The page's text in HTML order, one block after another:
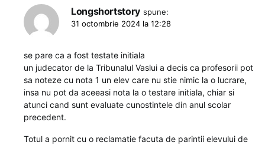
Longshortstory spune:
31 octombrie 2024 la 12:28
se pare ca a fost testate initiala
un judecator de la Tribunalul Vaslui a decis ca profesorii pot
sa noteze cu nota 1 un elev care nu stie nimic la o lucrare,
insa nu pot da aceeasi nota la o testare initiala, chiar si
atunci cand sunt evaluate cunostintele din anul scolar
precedent.
Totul a pornit cu o reclamatie facuta de parintii elevului de